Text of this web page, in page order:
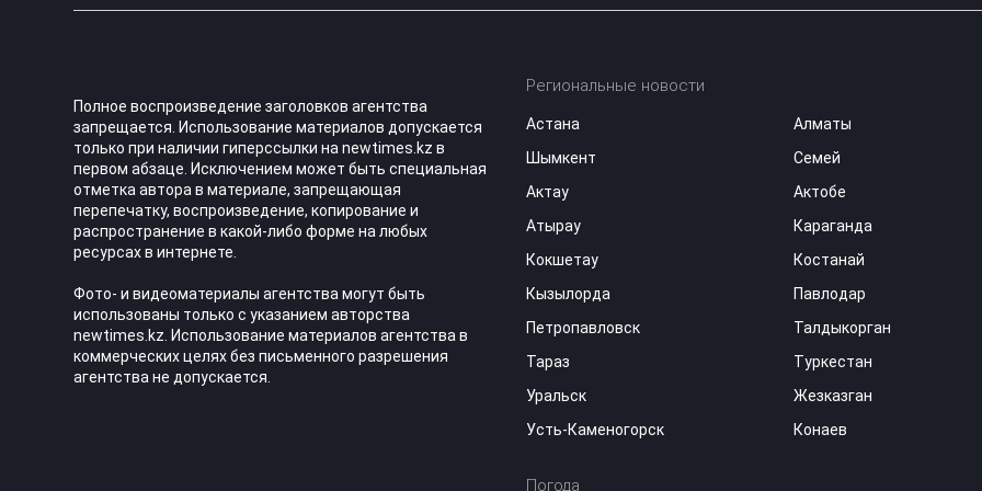
Полное воспроизведение заголовков агентства
запрещается. Использование материалов допускается
только при наличии гиперссылки на newtimes.kz в
первом абзаце. Исключением может быть специальная
отметка автора в материале, запрещающая
перепечатку, воспроизведение, копирование и
распространение в какой-либо форме на любых
ресурсах в интернете.
Фото- и видеоматериалы агентства могут быть
использованы только с указанием авторства
newtimes.kz. Использование материалов агентства в
коммерческих целях без письменного разрешения
агентства не допускается.
Региональные новости
Астана
Алматы
Шымкент
Семей
Актау
Актобе
Атырау
Караганда
Кокшетау
Костанай
Кызылорда
Павлодар
Петропавловск
Талдыкорган
Тараз
Туркестан
Уральск
Жезказган
Усть-Каменогорск
Конаев
Погода